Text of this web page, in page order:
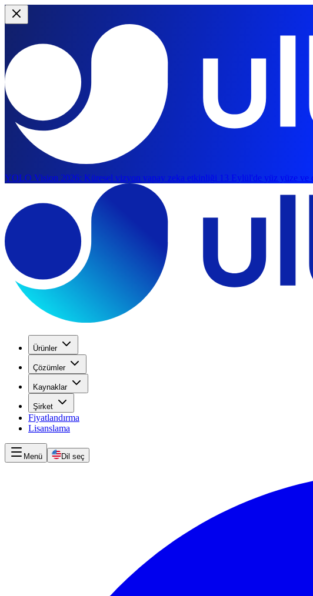
YOLO Vision 2026: Küresel vizyon yapay zeka etkinliği 13 Eylül'de yüz yüze ve
Ürünler
Çözümler
Kaynaklar
Şirket
Fiyatlandırma
Lisanslama
Menü Dil seç